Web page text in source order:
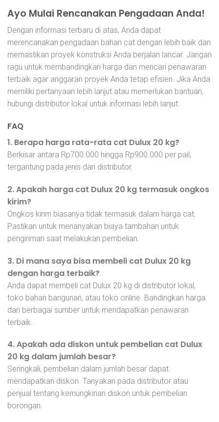
Ayo Mulai Rencanakan Pengadaan Anda!
Dengan informasi terbaru di atas, Anda dapat
merencanakan pengadaan bahan cat dengan lebih baik dan
memastikan proyek konstruksi Anda berjalan lancar. Jangan
ragu untuk membandingkan harga dan mencari penawaran
terbaik agar anggaran proyek Anda tetap efisien. Jika Anda
memiliki pertanyaan lebih lanjut atau memerlukan bantuan,
hubungi distributor lokal untuk informasi lebih lanjut.
FAQ
1. Berapa harga rata-rata cat Dulux 20 kg?
Berkisar antara Rp700.000 hingga Rp900.000 per pail,
tergantung pada jenis dan distributor.
2. Apakah harga cat Dulux 20 kg termasuk ongkos
kirim?
Ongkos kirim biasanya tidak termasuk dalam harga cat.
Pastikan untuk menanyakan biaya tambahan untuk
pengiriman saat melakukan pembelian.
3. Di mana saya bisa membeli cat Dulux 20 kg
dengan harga terbaik?
Anda dapat membeli cat Dulux 20 kg di distributor lokal,
toko bahan bangunan, atau toko online. Bandingkan harga
dari berbagai sumber untuk mendapatkan penawaran
terbaik.
4. Apakah ada diskon untuk pembelian cat Dulux
20 kg dalam jumlah besar?
Seringkali, pembelian dalam jumlah besar dapat
mendapatkan diskon. Tanyakan pada distributor atau
penjual tentang kemungkinan diskon untuk pembelian
borongan.